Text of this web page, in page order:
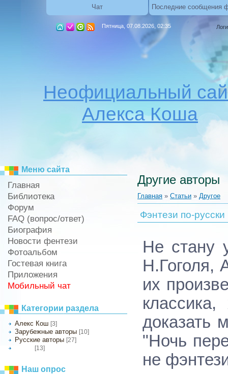
Чат Последние сообщения
Пятница, 07.08.2026, 02:35
Неофициальный
Алекса Коша
Меню сайта
Главная
Библиотека
Форум
FAQ (вопрос/ответ)
Биография
Новости фентези
Фотоальбом
Гостевая книга
Приложения
Мобильный чат
Категории раздела
Алекс Кош [3]
Зарубежные авторы [10]
Русские авторы [27]
[13]
Наш опрос
Другие авторы
Главная » Статьи » Другое
Фэнтези по-русски
Не стану
Н.Гоголя,
их
доказать
"Ночь
не